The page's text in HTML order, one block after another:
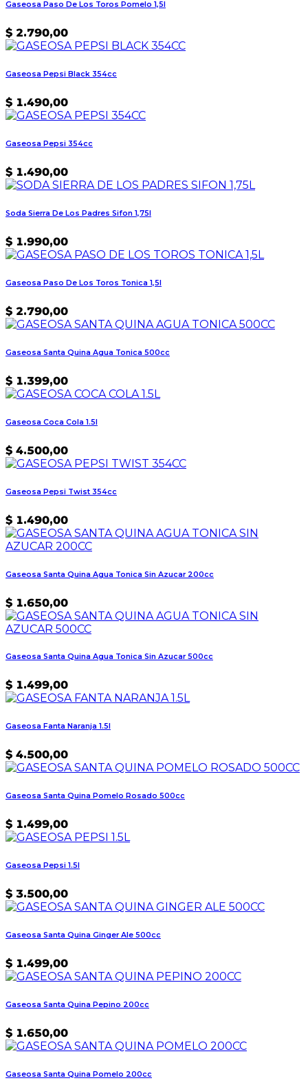
Gaseosa Paso De Los Toros Pomelo 1,5l
$ 2.790,00
Gaseosa Pepsi Black 354cc
$ 1.490,00
Gaseosa Pepsi 354cc
$ 1.490,00
Soda Sierra De Los Padres Sifon 1,75l
$ 1.990,00
Gaseosa Paso De Los Toros Tonica 1,5l
$ 2.790,00
Gaseosa Santa Quina Agua Tonica 500cc
$ 1.399,00
Gaseosa Coca Cola 1.5l
$ 4.500,00
Gaseosa Pepsi Twist 354cc
$ 1.490,00
Gaseosa Santa Quina Agua Tonica Sin Azucar 200cc
$ 1.650,00
Gaseosa Santa Quina Agua Tonica Sin Azucar 500cc
$ 1.499,00
Gaseosa Fanta Naranja 1.5l
$ 4.500,00
Gaseosa Santa Quina Pomelo Rosado 500cc
$ 1.499,00
Gaseosa Pepsi 1.5l
$ 3.500,00
Gaseosa Santa Quina Ginger Ale 500cc
$ 1.499,00
Gaseosa Santa Quina Pepino 200cc
$ 1.650,00
Gaseosa Santa Quina Pomelo 200cc